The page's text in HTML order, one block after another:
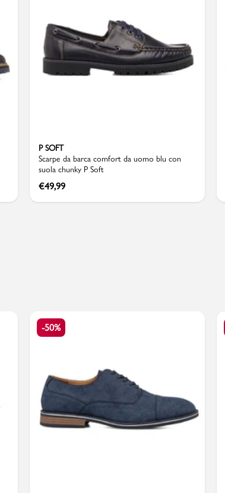
Valigie
PMagazine
P SOFT
Scarpe da barca comfort da uomo blu con
suola chunky P Soft
€49,99
-50%